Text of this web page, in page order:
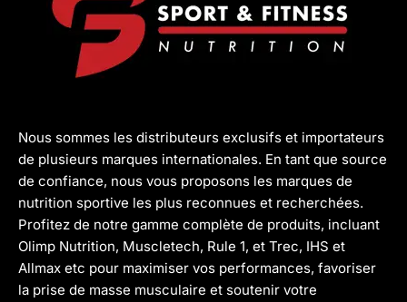
Nous sommes les distributeurs exclusifs et importateurs
de plusieurs marques internationales. En tant que source
de confiance, nous vous proposons les marques de
nutrition sportive les plus reconnues et recherchées.
Profitez de notre gamme complète de produits, incluant
Olimp Nutrition, Muscletech, Rule 1, et Trec, IHS et
Allmax etc pour maximiser vos performances, favoriser
la prise de masse musculaire et soutenir votre